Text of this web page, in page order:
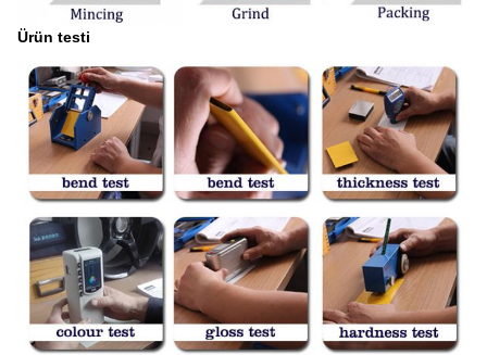
Ürün testi